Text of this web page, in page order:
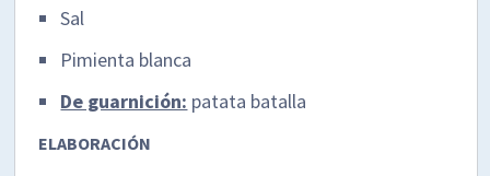
Sal
Pimienta blanca
De guarnición: patata batalla
ELABORACIÓN